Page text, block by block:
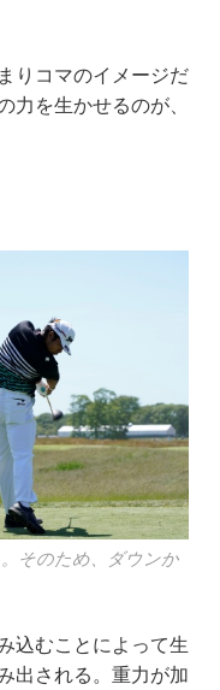
りコマのイメージだ
力を生かせるのが、
そのため、ダウンか
込むことによって生
出される。重力が加